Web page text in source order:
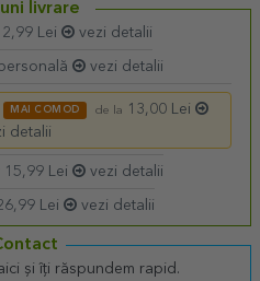
livrare
Lei vezi detalii
vezi detalii
MAI COMOD de la
13,00 Lei
detalii
15,99 Lei vezi detalii
Lei vezi detalii
și îți răspundem rapid.